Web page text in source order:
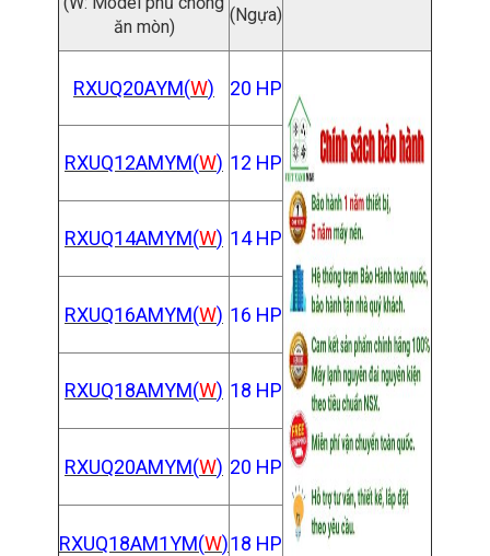
ăn mòn)
(Ngựa)
RXUQ20AYM(W) 20 HP
RXUQ12AMYM(W) 12 HP
RXUQ14AMYM(W) 14 HP
RXUQ16AMYM(W) 16 HP
RXUQ18AMYM(W) 18 HP
RXUQ20AMYM(W) 20 HP
RXUQ18AM1YM(W)18 HP